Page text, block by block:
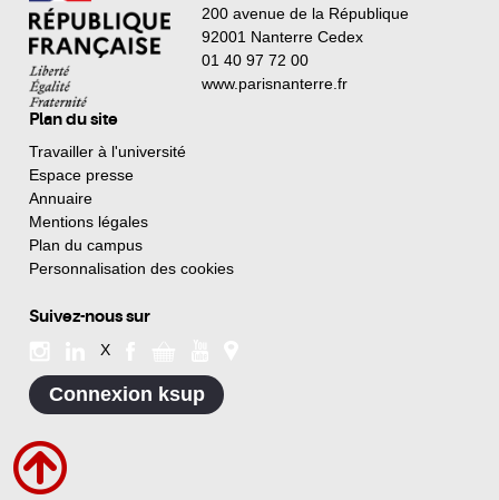
200 avenue de la République
92001 Nanterre Cedex
01 40 97 72 00
www.parisnanterre.fr
Plan du site
Travailler à l'université
Espace presse
Annuaire
Mentions légales
Plan du campus
Personnalisation des cookies
Suivez-nous sur
X
Connexion ksup